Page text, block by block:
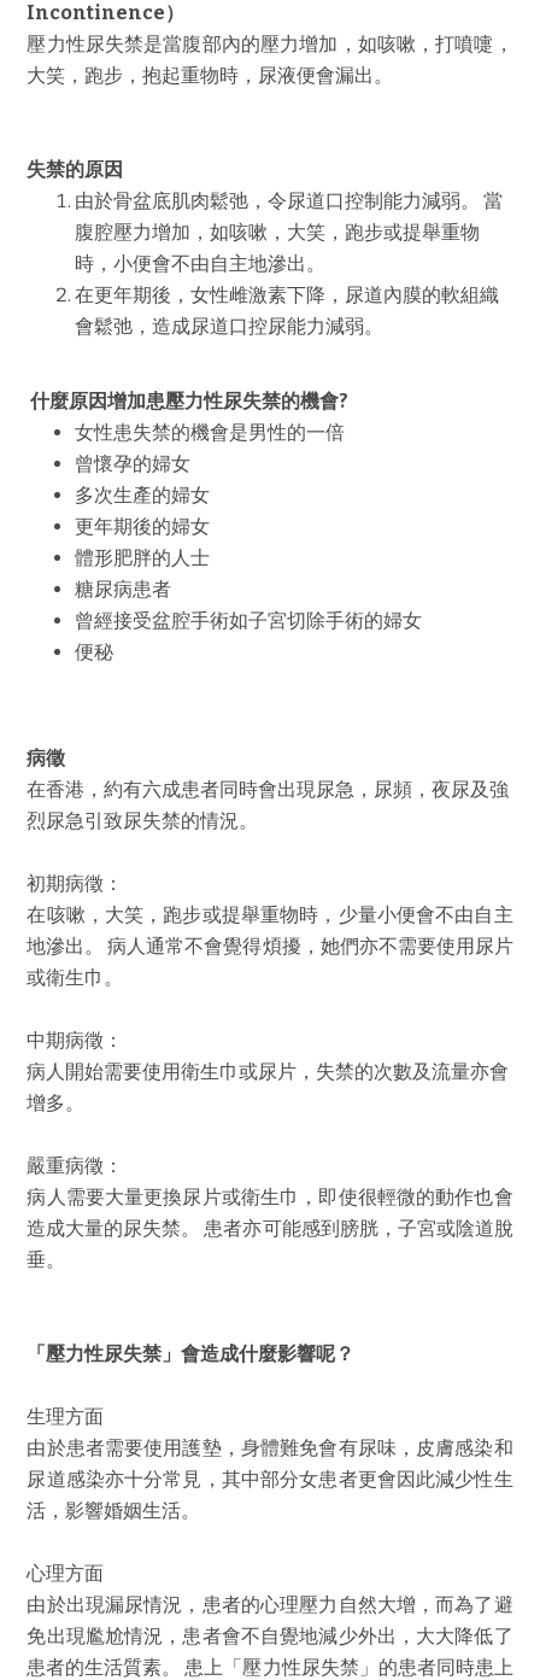
Incontinence）
壓力性尿失禁是當腹部內的壓力增加，如咳嗽，打噴嚏，
大笑，跑步，抱起重物時，尿液便會漏出。
失禁的原因
由於骨盆底肌肉鬆弛，令尿道口控制能力減弱。 當
腹腔壓力增加，如咳嗽，大笑，跑步或提舉重物
時，小便會不由自主地滲出。
在更年期後，女性雌激素下降，尿道內膜的軟組織
會鬆弛，造成尿道口控尿能力減弱。
什麼原因增加患壓力性尿失禁的機會?
女性患失禁的機會是男性的一倍
曾懷孕的婦女
多次生產的婦女
更年期後的婦女
體形肥胖的人士
糖尿病患者
曾經接受盆腔手術如子宮切除手術的婦女
便秘
病徵
在香港，約有六成患者同時會出現尿急，尿頻，夜尿及強
烈尿急引致尿失禁的情況。
初期病徵：
在咳嗽，大笑，跑步或提舉重物時，少量小便會不由自主
地滲出。 病人通常不會覺得煩擾，她們亦不需要使用尿片
或衛生巾。
中期病徵：
病人開始需要使用衛生巾或尿片，失禁的次數及流量亦會
增多。
嚴重病徵：
病人需要大量更換尿片或衛生巾，即使很輕微的動作也會
造成大量的尿失禁。 患者亦可能感到膀胱，子宮或陰道脫
垂。
「壓力性尿失禁」會造成什麼影響呢？
生理方面
由於患者需要使用護墊，身體難免會有尿味，皮膚感染和
尿道感染亦十分常見，其中部分女患者更會因此減少性生
活，影響婚姻生活。
心理方面
由於出現漏尿情況，患者的心理壓力自然大增，而為了避
免出現尷尬情況，患者會不自覺地減少外出，大大降低了
患者的生活質素。 患上「壓力性尿失禁」的患者同時患上